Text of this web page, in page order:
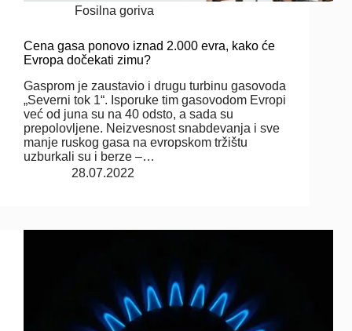
Fosilna goriva
Cena gasa ponovo iznad 2.000 evra, kako će
Evropa dočekati zimu?
Gasprom je zaustavio i drugu turbinu gasovoda
„Severni tok 1“. Isporuke tim gasovodom Evropi
već od juna su na 40 odsto, a sada su
prepolovljene. Neizvesnost snabdevanja i sve
manje ruskog gasa na evropskom tržištu
uzburkali su i berze –…
28.07.2022